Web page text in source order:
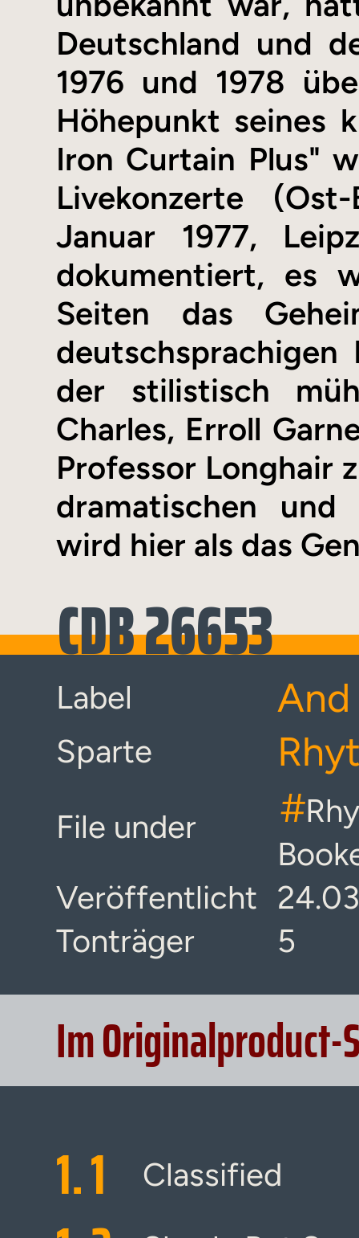
Deutschland und
1976 und 1978
Höhepunkt seines
Iron Curtain Plus"
Livekonzerte
Januar 1977,
dokumentiert, es
Seiten das
der stilistisch
Charles, Erroll
Professor Longhair
dramatischen und
wird hier als das
CDB 26653
Label And
Sparte
File under #
Veröffentlicht
Tonträger
5
Im
1.1 Classified